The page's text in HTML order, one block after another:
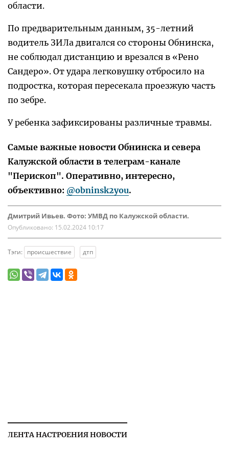
области.
По предварительным данным, 35-летний
водитель ЗИЛа двигался со стороны Обнинска,
не соблюдал дистанцию и врезался в «Рено
Сандеро». От удара легковушку отбросило на
подростка, которая пересекала проезжую часть
по зебре.
У ребенка зафиксированы различные травмы.
Самые важные новости Обнинска и севера
Калужской области в телеграм-канале
"Перископ". Оперативно, интересно,
объективно: @obninsk2you.
Дмитрий Ивьев. Фото: УМВД по Калужской области.
Опубликовано: 15.02.2024 10:17
Тэги: происшествие дтп
ЛЕНТА НАСТРОЕНИЯ НОВОСТИ